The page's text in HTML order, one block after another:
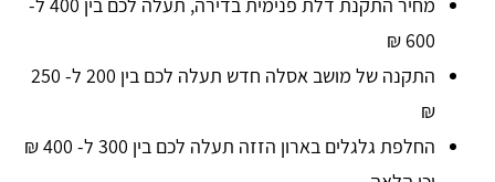
600 ₪
התקנה של מושב אסלה חדש תעלה לכם בין 200 ל- 250
₪
החלפת גלגלים בארון הזזה תעלה לכם בין 300 ל- 400 ₪